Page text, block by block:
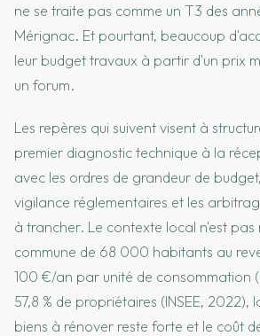
ne se traite pas comme un T3 des
Mérignac. Et pourtant, beaucoup
leur budget travaux à partir d'un prix
un forum.
Les repères qui suivent visent à
premier diagnostic technique à la
avec les ordres de grandeur de
vigilance réglementaires et les
à trancher. Le contexte local n'est pas
commune de 68 000 habitants au
100 €/an par unité de consommation
57,8 % de propriétaires (INSEE, 2022),
biens à rénover reste forte et le coût